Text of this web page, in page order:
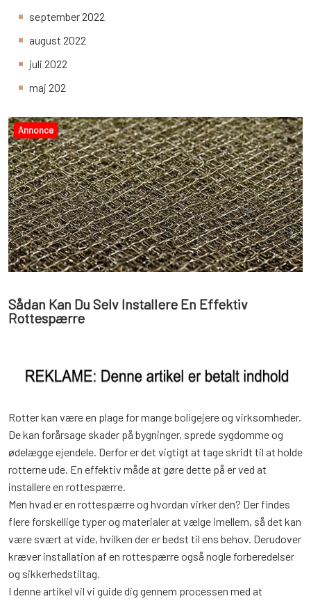
Annonce
Sådan Kan Du Selv Installere En Effektiv
Rottespærre
Rotter kan være en plage for mange boligejere og virksomheder.
De kan forårsage skader på bygninger, sprede sygdomme og
ødelægge ejendele. Derfor er det vigtigt at tage skridt til at holde
rotterne ude. En effektiv måde at gøre dette på er ved at
installere en rottespærre.
Men hvad er en rottespærre og hvordan virker den? Der findes
flere forskellige typer og materialer at vælge imellem, så det kan
være svært at vide, hvilken der er bedst til ens behov. Derudover
kræver installation af en rottespærre også nogle forberedelser
og sikkerhedstiltag.
I denne artikel vil vi guide dig gennem processen med at
september 2022
august 2022
juli 2022
maj 202